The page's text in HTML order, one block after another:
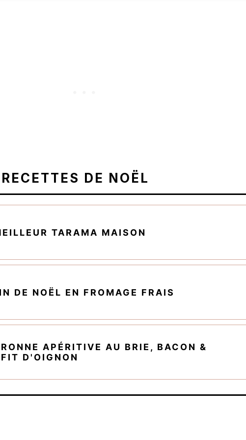
DE NOËL
TARAMA MAISON
DE NOËL EN FROMAGE FRAIS
APÉRITIVE AU BRIE, BACON &
D'OIGNON